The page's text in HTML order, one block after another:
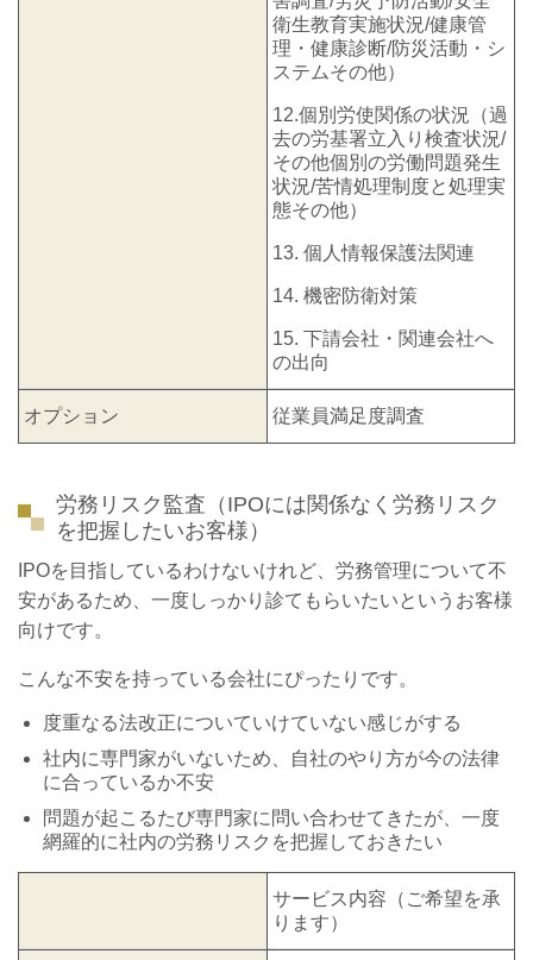
衛生教育実施状況/健康管
理・健康診断/防災活動・シ
ステムその他）
12.個別労使関係の状況（過
去の労基署立入り検査状況/
その他個別の労働問題発生
状況/苦情処理制度と処理実
態その他）
13. 個人情報保護法関連
14. 機密防衛対策
15. 下請会社・関連会社へ
の出向
オプション 従業員満足度調査
労務リスク監査（IPOには関係なく労務リスク
を把握したいお客様）
IPOを目指しているわけないけれど、労務管理について不
安があるため、一度しっかり診てもらいたいというお客様
向けです。
こんな不安を持っている会社にぴったりです。
度重なる法改正についていけていない感じがする
社内に専門家がいないため、自社のやり方が今の法律
に合っているか不安
問題が起こるたび専門家に問い合わせてきたが、一度
網羅的に社内の労務リスクを把握しておきたい
サービス内容（ご希望を承
ります）